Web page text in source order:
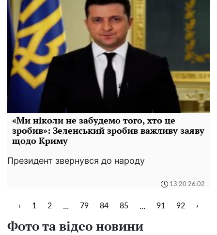
«Ми ніколи не забудемо того, хто це
зробив»: Зеленський зробив важливу заяву
щодо Криму
Президент звернувся до народу
13:20 26.02
‹ 1 2 ... 79 84 85 ... 91 92 ›
Фото та відео новини